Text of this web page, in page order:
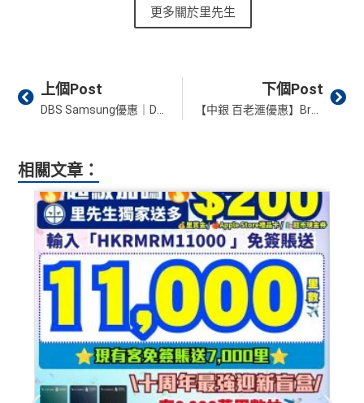
更多關於里先生
Prev
上個Post
DBS Samsung優惠｜DBS信用卡簽賬賺高達HK$2,000現金回贈！仲有36個月免息分期！
下個Post
【中銀 百老滙優惠】Broadway 簽滿指定金額可獲額外現金回贈高達HK$1,640！精選貨品低至5折！
相關文章：